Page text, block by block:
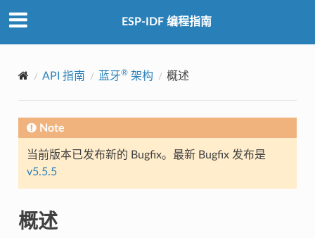
ESP-IDF 编程指南
API 指南 蓝牙®架构 概述
Note
当前版本已发布新的 Bugfix。最新 Bugfix 发布是
v5.5.5
概述